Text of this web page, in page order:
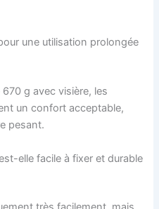
une utilisation prolongée
g avec visière, les
un confort acceptable,
pesant.
elle facile à fixer et durable